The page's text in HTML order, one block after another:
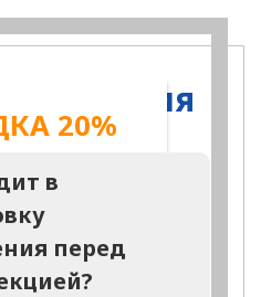
20%
форму и мы
Вам через 2
в
перед